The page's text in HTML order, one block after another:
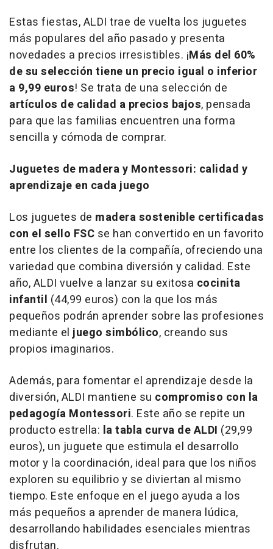
Estas fiestas, ALDI trae de vuelta los juguetes
más populares del año pasado y presenta
novedades a precios irresistibles. ¡Más del 60%
de su selección tiene un precio igual o inferior
a 9,99 euros! Se trata de una selección de
artículos de calidad a precios bajos, pensada
para que las familias encuentren una forma
sencilla y cómoda de comprar.
Juguetes de madera y Montessori: calidad y
aprendizaje en cada juego
Los juguetes de madera sostenible certificadas
con el sello FSC se han convertido en un favorito
entre los clientes de la compañía, ofreciendo una
variedad que combina diversión y calidad. Este
año, ALDI vuelve a lanzar su exitosa cocinita
infantil (44,99 euros) con la que los más
pequeños podrán aprender sobre las profesiones
mediante eljuego simbólico, creando sus
propios imaginarios.
Además, para fomentar el aprendizaje desde la
diversión, ALDI mantiene su compromiso con la
pedagogía Montessori. Este año se repite un
producto estrella: la tabla curva de ALDI (29,99
euros), un juguete que estimula el desarrollo
motor y la coordinación, ideal para que los niños
exploren su equilibrio y se diviertan al mismo
tiempo. Este enfoque en el juego ayuda a los
más pequeños a aprender de manera lúdica,
desarrollando habilidades esenciales mientras